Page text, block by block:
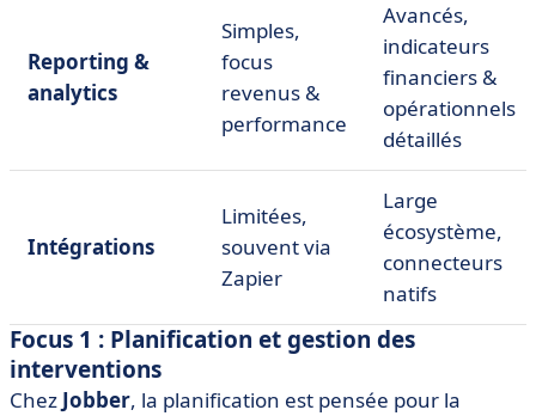
Reporting &
analytics
Simples,
focus
revenus &
performance
Avancés,
indicateurs
financiers &
opérationnels
détaillés
Intégrations
Limitées,
souvent via
Zapier
Large
écosystème,
connecteurs
natifs
Focus 1 : Planification et gestion des
interventions
Chez Jobber, la planification est pensée pour la